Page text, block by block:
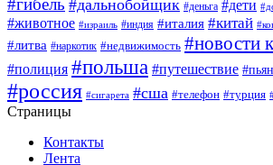
#дальнобойщик #деньга #дети
#животное #израиль #индия #италия #китай
#литва #наркотик #недвижимость #новости
#полиция #польша #путешествие
#россия #сигарета #сша #телефон #турция
Страницы
Контакты
Лента